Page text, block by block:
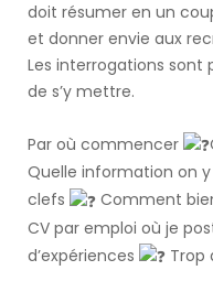
doit résumer en un
et donner envie aux
Les interrogations
de s’y mettre.
Par où commencer
Quelle information on
clefs
Comment
CV par emploi où je
d’expériences
Trop